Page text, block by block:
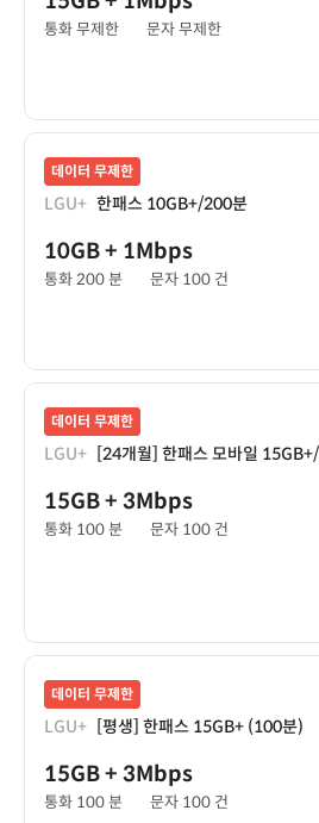
통화 무제한 문자 무제한
데이터 무제한
LGU+ 한패스 10GB+/200분
10GB+ 1Mbps
통화 200 분 문자 100 건
데이터 무제한
LGU+ [24개월] 한패스 모바일
15GB+ 3Mbps
통화 100 분 문자 100 건
데이터 무제한
LGU+ [평생] 한패스 15GB+ (100분)
15GB+ 3Mbps
통화 100 분 문자 100 건